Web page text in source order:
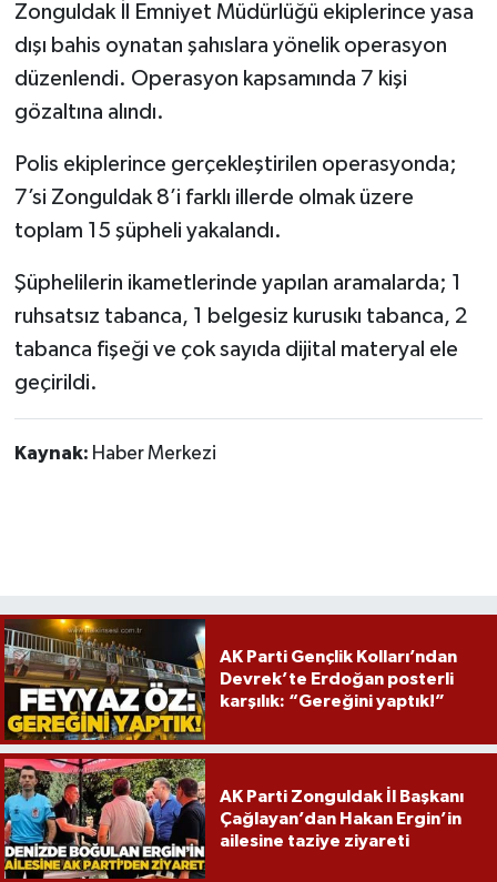
Zonguldak İl Emniyet Müdürlüğü ekiplerince yasa
dışı bahis oynatan şahıslara yönelik operasyon
düzenlendi. Operasyon kapsamında 7 kişi
gözaltına alındı.
Polis ekiplerince gerçekleştirilen operasyonda;
7’si Zonguldak 8’i farklı illerde olmak üzere
toplam 15 şüpheli yakalandı.
Şüphelilerin ikametlerinde yapılan aramalarda; 1
ruhsatsız tabanca, 1 belgesiz kurusıkı tabanca, 2
tabanca fişeği ve çok sayıda dijital materyal ele
geçirildi.
Kaynak: Haber Merkezi
AK Parti Gençlik Kolları’ndan
Devrek’te Erdoğan posterli
karşılık: “Gereğini yaptık!”
AK Parti Zonguldak İl Başkanı
Çağlayan’dan Hakan Ergin’in
ailesine taziye ziyareti
Kilimli
Kültür - Sanat
Politika
Röportaj
Sağlık